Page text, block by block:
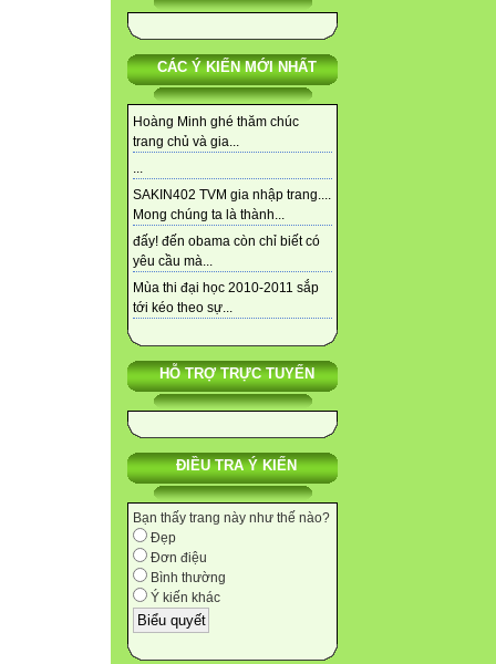
CÁC Ý KIẾN MỚI NHẤT
Hoàng Minh ghé thăm chúc
trang chủ và gia...
...
SAKIN402 TVM gia nhập trang....
Mong chúng ta là thành...
đấy! đến obama còn chỉ biết có
yêu cầu mà...
Mùa thi đại học 2010-2011 sắp
tới kéo theo sự...
HỖ TRỢ TRỰC TUYẾN
ĐIỀU TRA Ý KIẾN
Bạn thấy trang này như thế nào?
Đẹp
Đơn điệu
Bình thường
Ý kiến khác